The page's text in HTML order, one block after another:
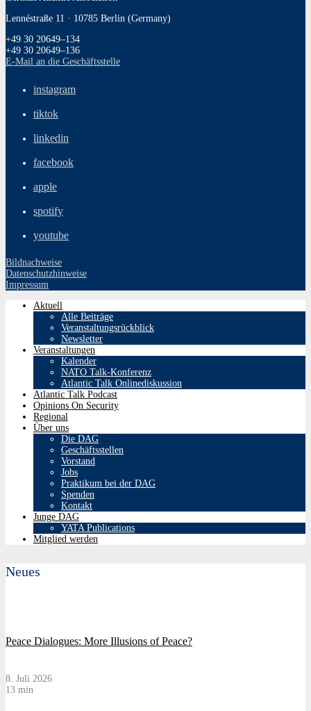
Lennéstraße 11 · 10785 Berlin (Germany)
+49 30 20649–134
+49 30 20649–136
E‑Mail an die Geschäftsstelle
instagram
tiktok
linkedin
facebook
apple
spotify
youtube
Bildnachweise
Datenschutzhinweise
Impressum
Aktuell
Alle Beiträge
Veranstaltungsrückblick
Newsletter
Veranstaltungen
Kalender
NATO Talk-Konferenz
Atlantic Talk Onlinediskussion
Atlantic Talk Podcast
Opinions On Security
Regional
Über uns
Die DAG
Geschäftsstellen
Vorstand
Jobs
Praktikum bei der DAG
Spenden
Kontakt
Junge DAG
YATA Publications
Mitglied werden
Neues
Peace Dialogues: More Illusions of Peace?
8. Juli 2026
13 min